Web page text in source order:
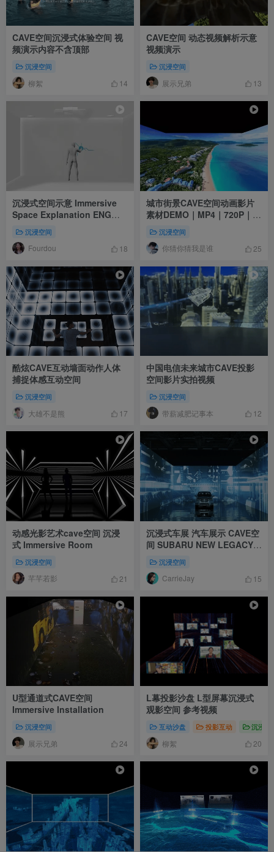
CAVE空间沉浸式体验空间 视
频演示内容不含顶部
沉浸空间
柳絮 14
CAVE空间 动态视频解析示意
视频演示
沉浸空间
展示兄弟 13
沉浸式空间示意 Immersive
Space Explanation ENG
沉浸空间
Fourdou 18
城市街景CAVE空间动画影片
素材DEMO｜MP4｜720P｜
沉浸空间
你猜你猜我是谁 25
酷炫CAVE互动墙面动作人体
捕捉体感互动空间
沉浸空间
大雄不是熊 17
中国电信未来城市CAVE投影
空间影片实拍视频
沉浸空间
带薪减肥记事本 12
动感光影艺术cave空间 沉浸
式 Immersive Room
沉浸空间
芊芊若影 21
沉浸式车展 汽车展示 CAVE空
间 SUBARU NEW LEGACY
沉浸空间
CarrieJay 15
U型通道式CAVE空间
Immersive Installation
沉浸空间
展示兄弟 24
L幕投影沙盘 L型屏幕沉浸式
观影空间 参考视频
互动沙盘 投影互动 沉浸空
柳絮 20